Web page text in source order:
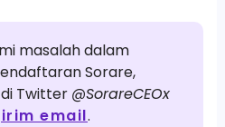
masalah dalam
Sorare,
Twitter @SorareCEOx
email.